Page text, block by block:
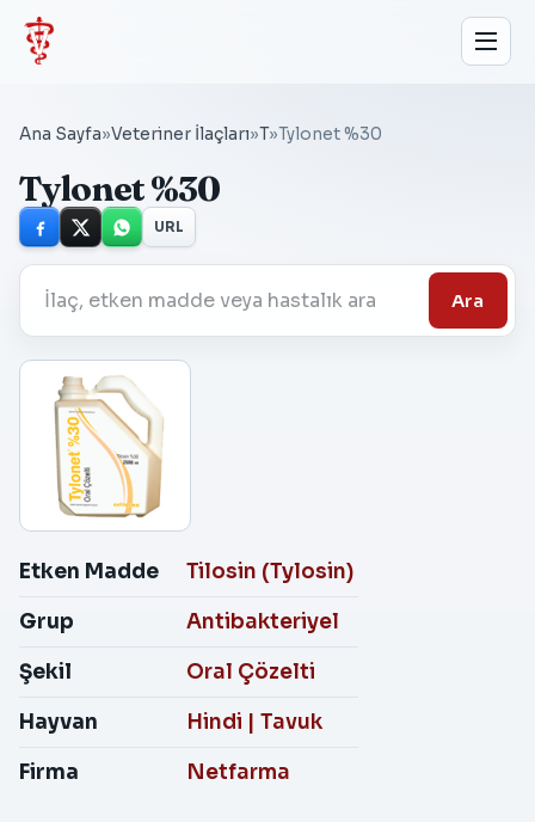
Ana Sayfa»Veteriner İlaçları»T»Tylonet %30
Tylonet %30
URL
Ara
Etken Madde
Tilosin (Tylosin)
Grup
Antibakteriyel
Şekil
Oral Çözelti
Hayvan
Hindi
Tavuk
Firma
Netfarma